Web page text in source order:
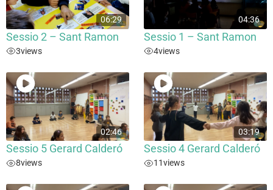
06:29
Sessio 2 – Sant Ramon
3views
04:36
Sessio 1 – Sant Ramon
4views
02:46
Sessio 5 Gerard Calderó
8views
03:19
Sessio 4 Gerard Calderó
11views